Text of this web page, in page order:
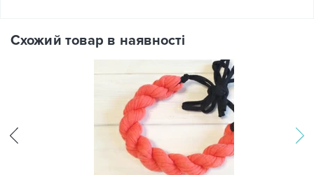
Схожий товар в наявності